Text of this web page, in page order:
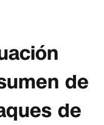
de
de